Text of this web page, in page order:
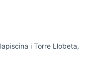
i Torre Llobeta,